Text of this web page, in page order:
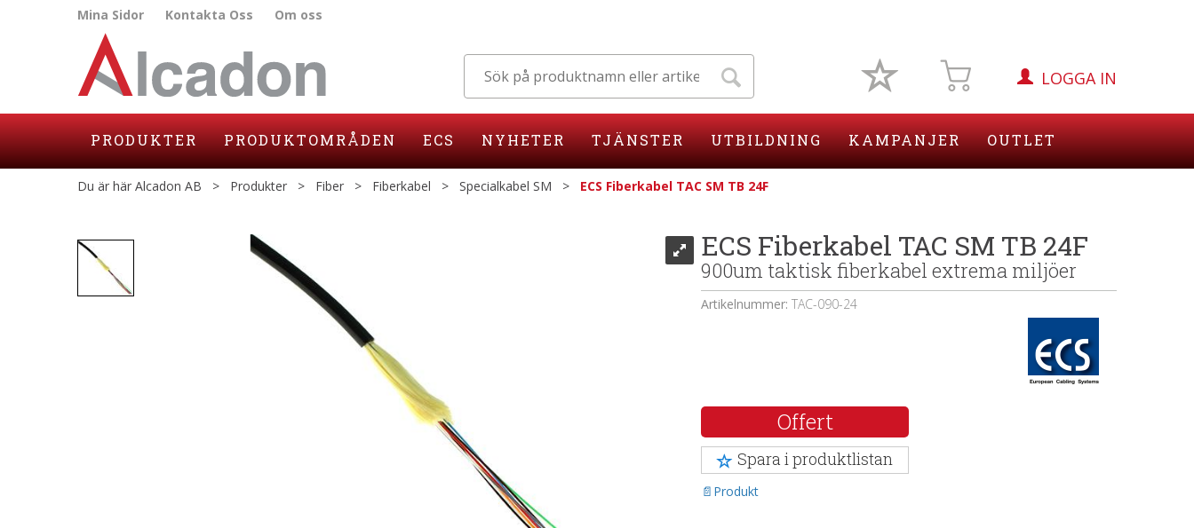
Mina Sidor Kontakta Oss Om oss
LOGGA IN
PRODUKTER PRODUKTOMRÅDEN ECS NYHETER TJÄNSTER UTBILDNING KAMPANJER OUTLET
Du är här Alcadon AB > Produkter > Fiber > Fiberkabel > Specialkabel SM > ECS Fiberkabel TAC SM TB 24F
ECS Fiberkabel TAC SM TB 24F
900um taktisk fiberkabel extrema miljöer
Artikelnummer: TAC-090-24
Offert
Spara i produktlistan
Produkt